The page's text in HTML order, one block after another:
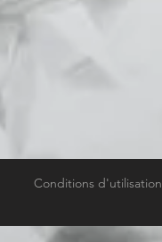
Conditions d'utilisation